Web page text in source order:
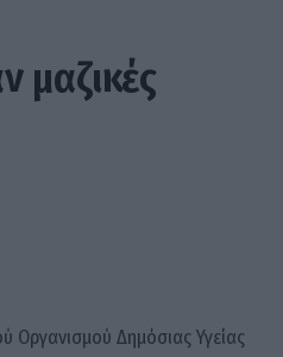
μαζικές
Οργανισμού Δημόσιας Υγείας